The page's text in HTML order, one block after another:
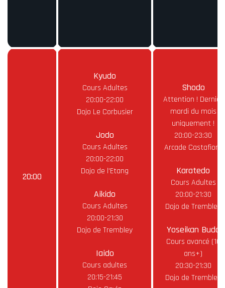
20:00
Kyudo
Cours Adultes
20:00-22:00
Dojo Le Corbusier
Jodo
Cours Adultes
20:00-22:00
Dojo de l'Etang
Aikido
Cours Adultes
20:00-21:30
Dojo de Trembley
Iaido
Cours adultes
20:15-21:45
Shodo
Attention ! Dernier
mardi du mois
uniquement !
20:00-23:30
Arcade Castafiore
Karatedo
Cours Adultes
20:00-21:30
Dojo de Trembley
Yoseikan Budo
Cours avancé (16
ans+)
20:30-21:30
Dojo de Trembley